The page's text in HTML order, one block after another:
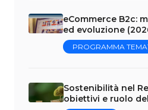
eCommerce B2c:
ed evoluzione
PROGRAMMA
Sostenibilità nel
obiettivi e ruolo